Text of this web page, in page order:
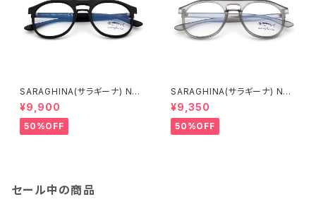
SARAGHINA(サラギーナ) NAN
DO VISTA 170V(メガネフレー
ム)
¥9,900
50%OFF
SARAGHINA(サラギーナ) NAN
DO VISTA 157V(メガネフレー
ム)
¥9,350
50%OFF
セール中の商品